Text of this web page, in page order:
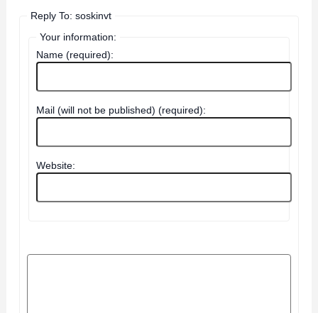
Reply To: soskinvt
Your information:
Name (required):
Mail (will not be published) (required):
Website: